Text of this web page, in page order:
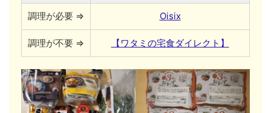
調理が必要 ⇒ Oisix
調理が不要 ⇒ 【ワタミの宅食ダイレクト】